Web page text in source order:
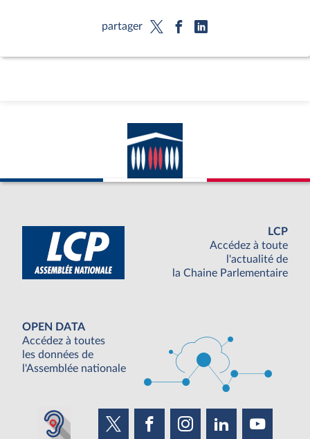
partager
LCP
Accédez à toute
l'actualité de
la Chaine Parlementaire
OPEN DATA
Accédez à toutes
les données de
l'Assemblée nationale